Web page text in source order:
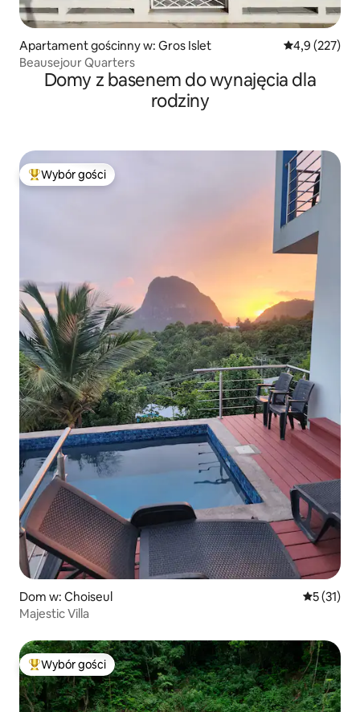
Apartament gościnny w: Gros Islet Średnia
4,9 (227)
Beausejour Quarters
Domy z basenem do wynajęcia dla
rodziny
Najpopularniejsze z kategorii Wybór gości
Wybór gości
Dom w: Choiseul Średnia
5 (31)
Majestic Villa
Najpopularniejsze z kategorii Wybór gości
Wybór gości